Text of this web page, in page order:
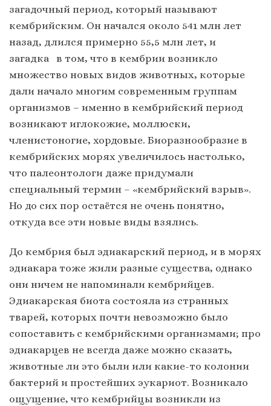
загадочный период, который называют
кембрийским. Он начался около 541 млн лет
назад, длился примерно 55,5 млн лет, и
загадка в том, что в кембрии возникло
множество новых видов животных, которые
дали начало многим современным группам
организмов – именно в кембрийский период
возникают иглокожие, моллюски,
членистоногие, хордовые. Биоразнообразие в
кембрийских морях увеличилось настолько,
что палеонтологи даже придумали
специальный термин – «кембрийский взрыв».
Но до сих пор остаётся не очень понятно,
откуда все эти новые виды взялись.
До кембрия был эдиакарский период, и в морях
эдиакара тоже жили разные существа, однако
они ничем не напоминали кембрийцев.
Эдиакарская биота состояла из странных
тварей, которых почти невозможно было
сопоставить с кембрийскими организмами; про
эдиакарцев не всегда даже можно сказать,
животные ли это были или какие-то колонии
бактерий и простейших эукариот. Возникало
ощущение, что кембрийцы возникли из